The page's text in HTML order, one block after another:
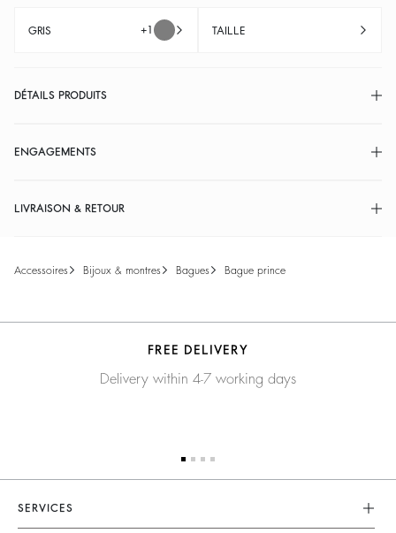
GRIS +1 TAILLE
DÉTAILS PRODUITS
ENGAGEMENTS
LIVRAISON & RETOUR
accessoires bijoux & montres bagues bague prince
FREE DELIVERY
Delivery within 4-7 working days
SERVICES